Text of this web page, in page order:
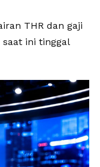
THR dan gaji
saat ini tinggal